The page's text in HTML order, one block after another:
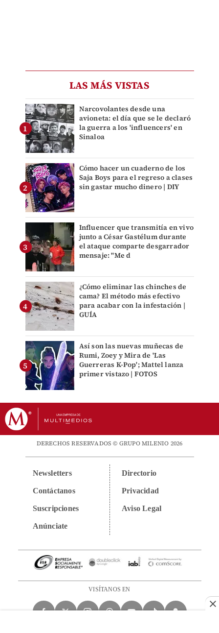
LAS MÁS VISTAS
Narcovolantes desde una
avioneta: el día que se le declaró
la guerra a los 'influencers' en
Sinaloa
Cómo hacer un cuaderno de los
Saja Boys para el regreso a clases
sin gastar mucho dinero | DIY
Influencer que transmitía en vivo
junto a César Gastélum durante
el ataque comparte desgarrador
mensaje: "Me d
¿Cómo eliminar las chinches de
cama? El método más efectivo
para acabar con la infestación |
GUÍA
Así son las nuevas muñecas de
Rumi, Zoey y Mira de 'Las
Guerreras K-Pop'; Mattel lanza
primer vistazo | FOTOS
DERECHOS RESERVADOS © GRUPO MILENIO 2026
Newsletters
Contáctanos
Suscripciones
Anúnciate
Directorio
Privacidad
Aviso Legal
VISÍTANOS EN